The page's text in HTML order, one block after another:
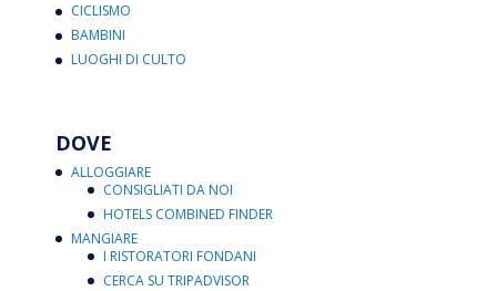
CICLISMO
BAMBINI
LUOGHI DI CULTO
DOVE
ALLOGGIARE
CONSIGLIATI DA NOI
HOTELS COMBINED FINDER
MANGIARE
I RISTORATORI FONDANI
CERCA SU TRIPADVISOR